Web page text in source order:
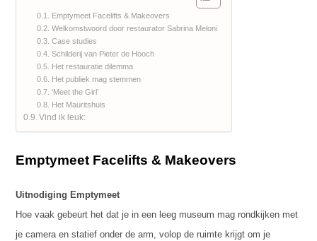
Emptymeet Facelifts & Makeovers
Welkomstwoord door restaurator Sabrina Meloni
Case studies
Schilderij van Pieter de Hooch
Het restauratie dilemma
Het publiek mag stemmen
‘Meet the Girl’
Het Mauritshuis
Vind ik leuk:
Emptymeet Facelifts & Makeovers
Uitnodiging Emptymeet
Hoe vaak gebeurt het dat je in een leeg museum mag rondkijken met
je camera en statief onder de arm, volop de ruimte krijgt om je